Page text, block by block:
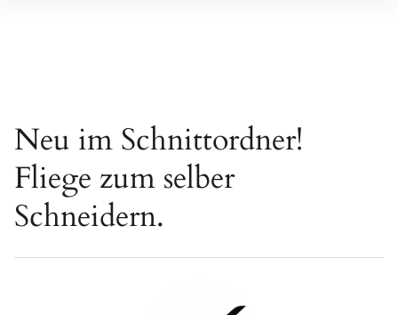
Neu im Schnittordner!
Fliege zum selber
Schneidern.